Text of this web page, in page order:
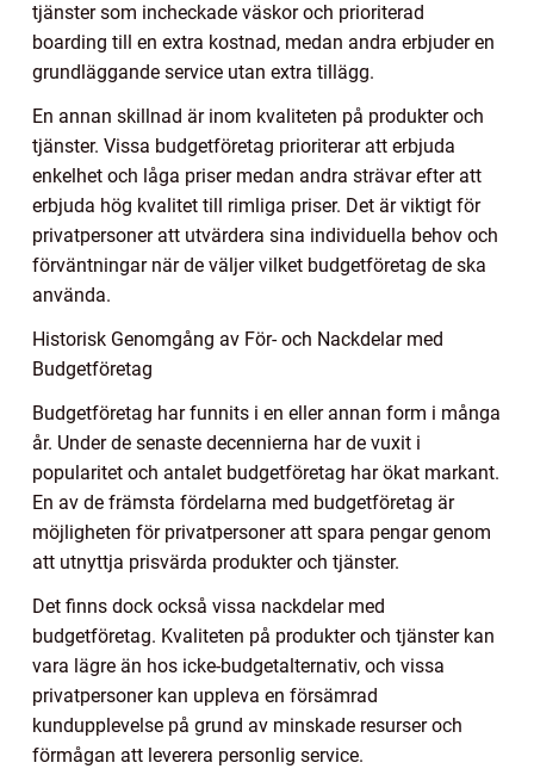
tjänster som incheckade väskor och prioriterad
boarding till en extra kostnad, medan andra erbjuder en
grundläggande service utan extra tillägg.
En annan skillnad är inom kvaliteten på produkter och
tjänster. Vissa budgetföretag prioriterar att erbjuda
enkelhet och låga priser medan andra strävar efter att
erbjuda hög kvalitet till rimliga priser. Det är viktigt för
privatpersoner att utvärdera sina individuella behov och
förväntningar när de väljer vilket budgetföretag de ska
använda.
Historisk Genomgång av För- och Nackdelar med
Budgetföretag
Budgetföretag har funnits i en eller annan form i många
år. Under de senaste decennierna har de vuxit i
popularitet och antalet budgetföretag har ökat markant.
En av de främsta fördelarna med budgetföretag är
möjligheten för privatpersoner att spara pengar genom
att utnyttja prisvärda produkter och tjänster.
Det finns dock också vissa nackdelar med
budgetföretag. Kvaliteten på produkter och tjänster kan
vara lägre än hos icke-budgetalternativ, och vissa
privatpersoner kan uppleva en försämrad
kundupplevelse på grund av minskade resurser och
förmågan att leverera personlig service.